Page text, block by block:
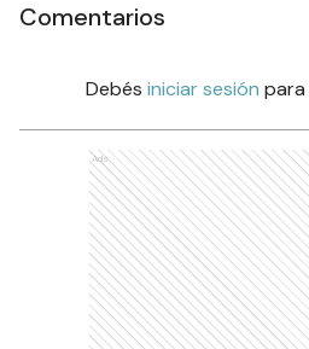
Comentarios
Debés iniciar sesión
Ads